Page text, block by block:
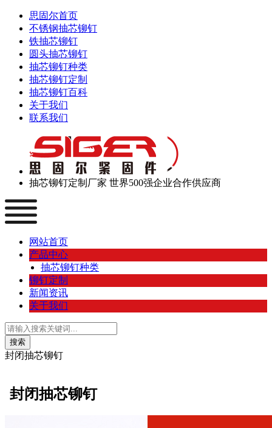
思固尔首页
不锈钢抽芯铆钉
铁抽芯铆钉
圆头抽芯铆钉
抽芯铆钉种类
抽芯铆钉定制
抽芯铆钉百科
关于我们
联系我们
抽芯铆钉定制厂家 世界500强企业合作供应商
网站首页
产品中心
抽芯铆钉种类
铆钉定制
新闻资讯
关于我们
封闭抽芯铆钉
封闭抽芯铆钉